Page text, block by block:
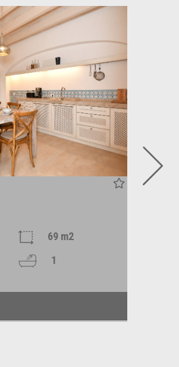
69 m2
1